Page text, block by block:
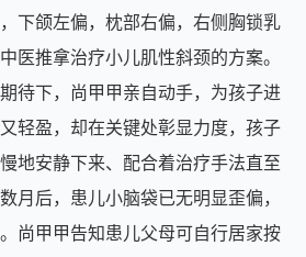
下颌左偏，枕部右偏，右侧胸锁乳
医推拿治疗小儿肌性斜颈的方案。
待下，尚甲甲亲自动手，为孩子进
轻盈，却在关键处彰显力度，孩子
地安静下来、配合着治疗手法直至
后，患儿小脑袋已无明显歪偏，
尚甲甲告知患儿父母可自行居家按